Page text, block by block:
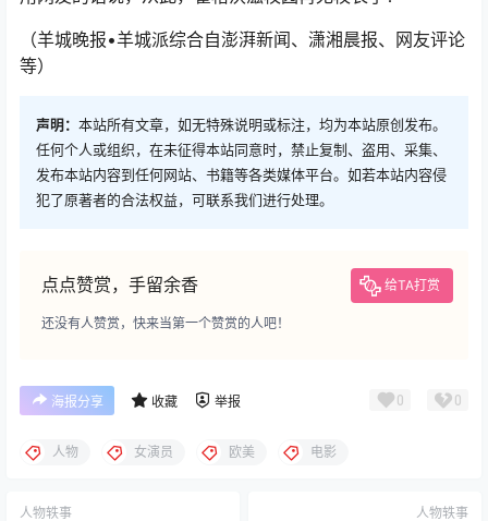
（羊城晚报•羊城派综合自澎湃新闻、潇湘晨报、网友评论
等）
声明： 本站所有文章，如无特殊说明或标注，均为本站原创发布。
任何个人或组织，在未征得本站同意时，禁止复制、盗用、采集、
发布本站内容到任何网站、书籍等各类媒体平台。如若本站内容侵
犯了原著者的合法权益，可联系我们进行处理。
点点赞赏，手留余香 给TA打赏
还没有人赞赏，快来当第一个赞赏的人吧！
海报分享 收藏 举报 0 0
人物 女演员 欧美 电影
人物轶事 人物轶事